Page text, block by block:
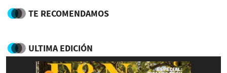
TE RECOMENDAMOS
ULTIMA EDICIÓN